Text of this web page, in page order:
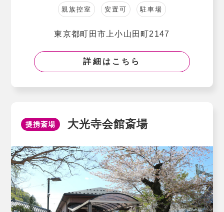
親族控室 安置可 駐車場
東京都町田市上小山田町2147
詳細はこちら
提携斎場 大光寺会館斎場